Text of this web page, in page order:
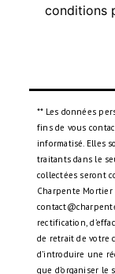
conditions
** Les données
fins de vous
informatisé. Elles
traitants dans le
collectées seront
Charpente Mortier
rectification,
de retrait de votre
d’introduire une
que d’organiser le